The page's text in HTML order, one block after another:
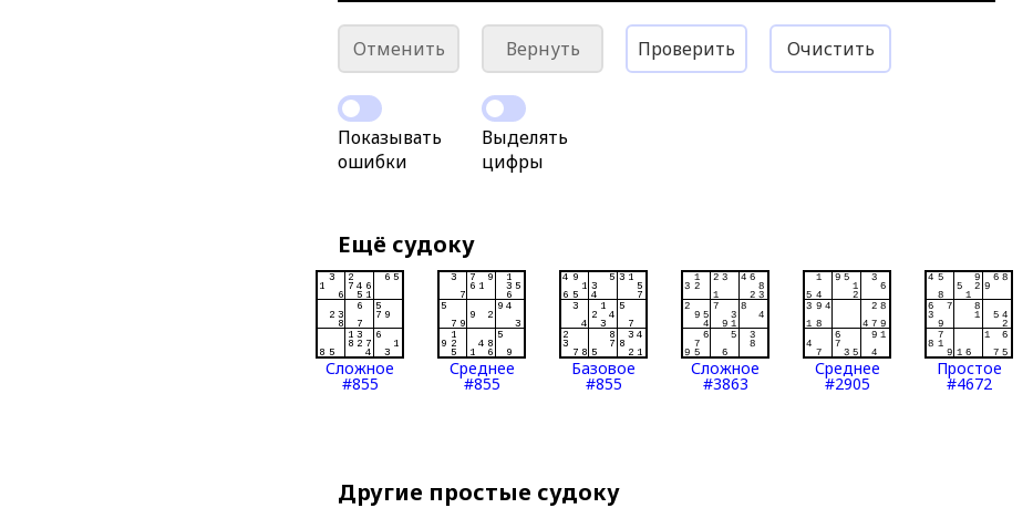
Отменить Вернуть Проверить Очистить
Показывать
ошибки
Выделять
цифры
Ещё судоку
Сложное
#855
Среднее
#855
Базовое
#855
Сложное
#3863
Среднее
#2905
Простое
#4672
Другие простые судоку